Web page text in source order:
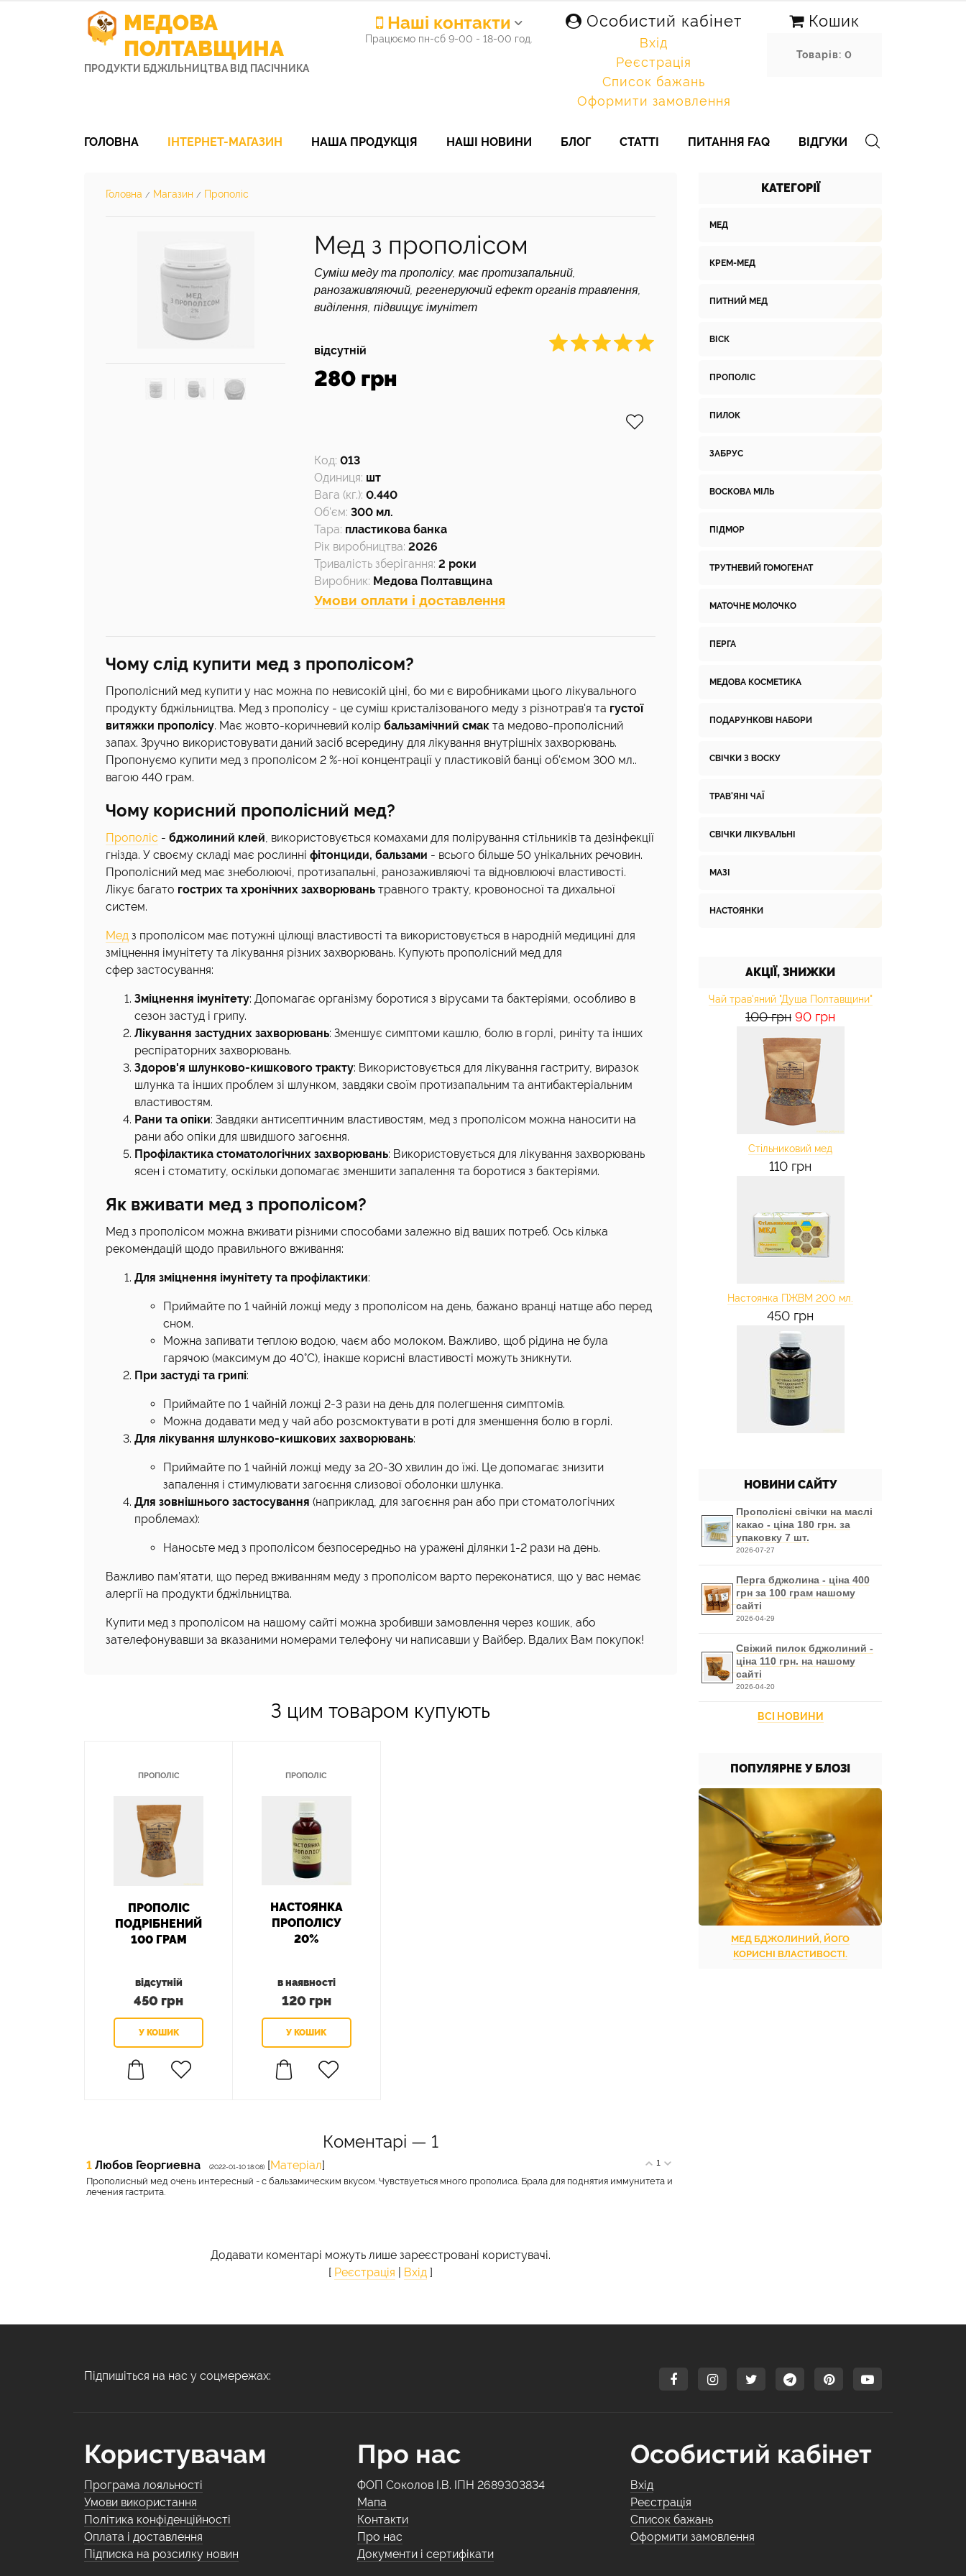
МЕДОВА
ПОЛТАВЩИНА
ПРОДУКТИ БДЖІЛЬНИЦТВА ВІД ПАСІЧНИКА
Наші контакти
Працюємо пн-сб 9-00 - 18-00 год.
Особистий кабінет
Вхід
Реєстрація
Список бажань
Оформити замовлення
Кошик
Товарів: 0
ГОЛОВНА ІНТЕРНЕТ-МАГАЗИН НАША ПРОДУКЦІЯ НАШІ НОВИНИ БЛОГ СТАТТІ ПИТАННЯ FAQ ВІДГУКИ
Головна / Магазин / Прополіс
Мед з прополісом
Суміш меду та прополісу, має протизапальний,
ранозаживляючий, регенеруючий ефект органів травлення,
виділення, підвищує імунітет
відсутній
280 грн
Код: 013
Одиниця: шт
Вага (кг.): 0.440
Об'єм: 300 мл.
Тара: пластикова банка
Рік виробництва: 2026
Тривалість зберігання: 2 роки
Виробник: Медова Полтавщина
Умови оплати і доставлення
Чому слід купити мед з прополісом?
Прополісний мед купити у нас можна по невисокій ціні, бо ми є виробниками цього лікувального
продукту бджільництва. Мед з прополісу - це суміш кристалізованого меду з різнотрав'я та густої
витяжки прополісу. Має жовто-коричневий колір бальзамічний смак та медово-прополісний
запах. Зручно використовувати даний засіб всередину для лікування внутрішніх захворювань.
Пропонуємо купити мед з прополісом 2 %-ної концентрації у пластиковій банці об'ємом 300 мл..
вагою 440 грам.
Чому корисний прополісний мед?
Прополіс - бджолиний клей, використовується комахами для полірування стільників та дезінфекції
гнізда. У своєму складі має рослинні фітонциди, бальзами - всього більше 50 унікальних речовин.
Прополісний мед має знеболюючі, протизапальні, ранозаживляючі та відновлюючі властивості.
Лікує багато гострих та хронічних захворювань травного тракту, кровоносної та дихальної
систем.
Мед з прополісом має потужні цілющі властивості та використовується в народній медицині для
зміцнення імунітету та лікування різних захворювань. Купують прополісний мед для
сфер застосування:
Зміцнення імунітету: Допомагає організму боротися з вірусами та бактеріями, особливо в
сезон застуд і грипу.
Лікування застудних захворювань: Зменшує симптоми кашлю, болю в горлі, риніту та інших
респіраторних захворювань.
Здоров'я шлунково-кишкового тракту: Використовується для лікування гастриту, виразок
шлунка та інших проблем зі шлунком, завдяки своїм протизапальним та антибактеріальним
властивостям.
Рани та опіки: Завдяки антисептичним властивостям, мед з прополісом можна наносити на
рани або опіки для швидшого загоєння.
Профілактика стоматологічних захворювань: Використовується для лікування захворювань
ясен і стоматиту, оскільки допомагає зменшити запалення та боротися з бактеріями.
Як вживати мед з прополісом?
Мед з прополісом можна вживати різними способами залежно від ваших потреб. Ось кілька
рекомендацій щодо правильного вживання:
Для зміцнення імунітету та профілактики:
Приймайте по 1 чайній ложці меду з прополісом на день, бажано вранці натще або перед
сном.
Можна запивати теплою водою, чаєм або молоком. Важливо, щоб рідина не була
гарячою (максимум до 40°C), інакше корисні властивості можуть зникнути.
При застуді та грипі:
Приймайте по 1 чайній ложці 2-3 рази на день для полегшення симптомів.
Можна додавати мед у чай або розсмоктувати в роті для зменшення болю в горлі.
Для лікування шлунково-кишкових захворювань:
Приймайте по 1 чайній ложці меду за 20-30 хвилин до їжі. Це допомагає знизити
запалення і стимулювати загоєння слизової оболонки шлунка.
Для зовнішнього застосування (наприклад, для загоєння ран або при стоматологічних
проблемах):
Наносьте мед з прополісом безпосередньо на уражені ділянки 1-2 рази на день.
Важливо пам’ятати, що перед вживанням меду з прополісом варто переконатися, що у вас немає
алергії на продукти бджільництва.
Купити мед з прополісом на нашому сайті можна зробивши замовлення через кошик, або
зателефонувавши за вказаними номерами телефону чи написавши у Вайбер. Вдалих Вам покупок!
З цим товаром купують
ПРОПОЛІС
ПРОПОЛІС
ПОДРІБНЕНИЙ
100 ГРАМ
відсутній
450 грн
ПРОПОЛІС
НАСТОЯНКА
ПРОПОЛІСУ
20%
в наявності
120 грн
Коментарі — 1
1
1 Любов Георгиевна (2022-01-10 18:08) [Матеріал]
Прополисный мед очень интересный - с бальзамическим вкусом. Чувствуеться много прополиса. Брала для поднятия иммунитета и
лечения гастрита.
Додавати коментарі можуть лише зареєстровані користувачі.
[ Реєстрація Вхід ]
КАТЕГОРІЇ
МЕД
КРЕМ-МЕД
ПИТНИЙ МЕД
ВІСК
ПРОПОЛІС
ПИЛОК
ЗАБРУС
ВОСКОВА МІЛЬ
ПІДМОР
ТРУТНЕВИЙ ГОМОГЕНАТ
МАТОЧНЕ МОЛОЧКО
ПЕРГА
МЕДОВА КОСМЕТИКА
ПОДАРУНКОВІ НАБОРИ
СВІЧКИ З ВОСКУ
ТРАВ'ЯНІ ЧАЇ
СВІЧКИ ЛІКУВАЛЬНІ
МАЗІ
НАСТОЯНКИ
АКЦІЇ, ЗНИЖКИ
Чай трав'яний "Душа Полтавщини"
100 грн 90 грн
Стільниковий мед
110 грн
Настоянка ПЖВМ 200 мл.
450 грн
НОВИНИ САЙТУ
Прополісні свічки на маслі
какао - ціна 180 грн. за
упаковку 7 шт.
2026-07-27
Перга бджолина - ціна 400
грн за 100 грам нашому
сайті
2026-04-29
Свіжий пилок бджолиний -
ціна 110 грн. на нашому
сайті
2026-04-20
ВСІ НОВИНИ
ПОПУЛЯРНЕ У БЛОЗІ
МЕД БДЖОЛИНИЙ, ЙОГО
КОРИСНІ ВЛАСТИВОСТІ.
Підпишіться на нас у соцмережах:
Користувачам
Програма лояльності
Умови використання
Політика конфіденційності
Оплата і доставлення
Підписка на розсилку новин
Про нас
ФОП Соколов І.В. ІПН 2689303834
Мапа
Контакти
Про нас
Документи і сертифікати
Особистий кабінет
Вхід
Реєстрація
Список бажань
Оформити замовлення